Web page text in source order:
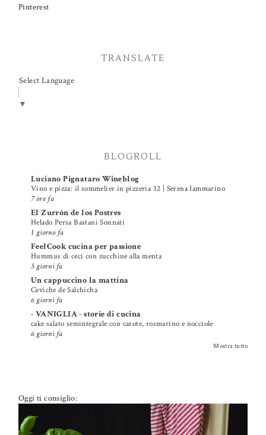
Pinterest
TRANSLATE
Select Language
▼
BLOGROLL
Luciano Pignataro Wineblog
Vino e pizza: il sommelier in pizzeria 32 | Serena Iammarino
7 ore fa
El Zurrón de los Postres
Helado Persa Bastani Sonnati
1 giorno fa
FeelCook cucina per passione
Hummus di ceci con zucchine alla menta
5 giorni fa
Un cappuccino la mattina
Ceviche de Salchicha
6 giorni fa
- VANIGLIA - storie di cucina
cake salato semintegrale con carote, rosmarino e nocciole
6 giorni fa
Mostra tutto
Oggi ti consiglio: